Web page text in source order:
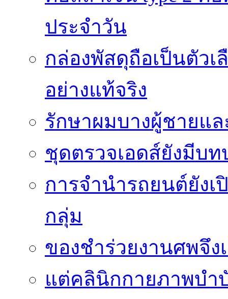
ประจำวัน
กล่องพัสดุถือเป็นตัว
อย่างแท้จริง
รักษาผมบางผู้ชายแ
ชุดตรวจเอดส์ยังมีบ
การจำนำรถยนต์ยัง
กลุ่ม
ของชำร่วยงานศพจึ
แต่คลินิกกายภาพบำ